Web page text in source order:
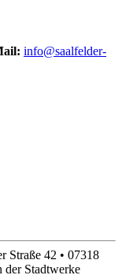
info@saalfelder-
Straße 42 • 07318
der Stadtwerke